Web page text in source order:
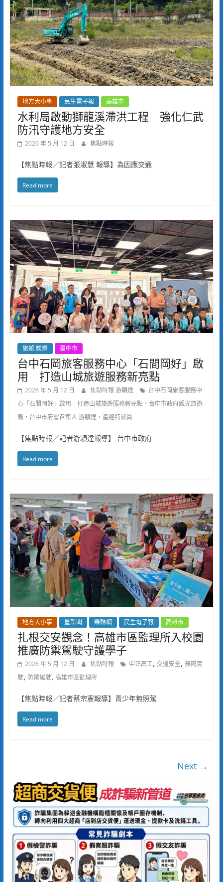
地方大小事 民生電子報 高雄市
水利局啟動獅龍溪滯洪工程 強化仁武
防汛守護地方安全
2026 年 5 月 12 日 焦點時報
【焦點時報／記者張淑慧 報導】為因應交通
Read more
旅遊.娛樂 臺中市
台中石岡旅客服務中心「石間岡好」啟
用 打造山城旅遊服務新亮點
2026 年 5 月 12 日 焦點時報 游穎達
台中石岡旅客服務中
心「石間岡好」啟用 打造山城旅遊服務新亮點，台中市政府觀光旅遊
局，台中市府會召集人 游穎達，產經特派員
【焦點時報／記者游穎達報導】 台中市政府
Read more
地方大小事 墨新聞 樂聯網 民生電子報 高雄市
扎根交安觀念！高雄市區監理所入校園
推廣防禦駕駛守護學子
2026 年 5 月 12 日 焦點時報 中正高工, 交通安全, 無照駕
駛, 防禦駕駛, 高雄市區監理所
【焦點時報／記者蔡宗憲報導】青少年無照駕
Read more
Next →